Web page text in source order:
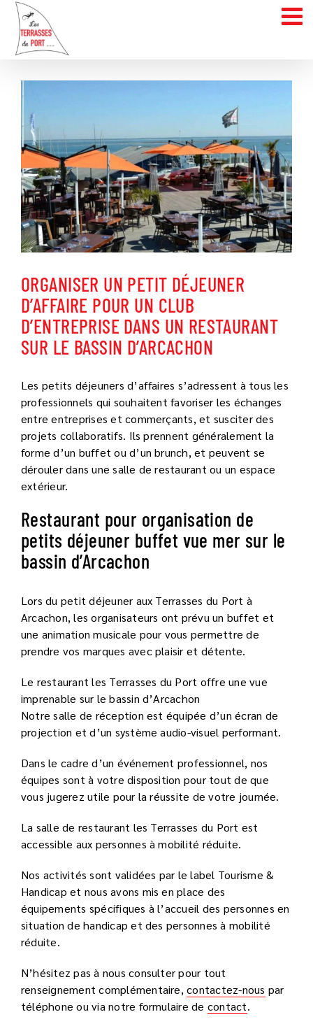
Skip
content
Image
ORGANISER UN PETIT DÉJEUNER
D’AFFAIRE POUR UN CLUB
D’ENTREPRISE DANS UN RESTAURANT
SUR LE BASSIN D’ARCACHON
Les petits déjeuners d’affaires s’adressent à tous les
professionnels qui souhaitent favoriser les échanges
entre entreprises et commerçants, et susciter des
projets collaboratifs. Ils prennent généralement la
forme d’un buffet ou d’un brunch, et peuvent se
dérouler dans une salle de restaurant ou un espace
extérieur.
Restaurant pour organisation de
petits déjeuner buffet vue mer sur le
bassin d’Arcachon
Lors du petit déjeuner aux Terrasses du Port à
Arcachon, les organisateurs ont prévu un buffet et
une animation musicale pour vous permettre de
prendre vos marques avec plaisir et détente.
Le restaurant les Terrasses du Port offre une vue
imprenable sur le bassin d’Arcachon
Notre salle de réception est équipée d’un écran de
projection et d’un système audio-visuel performant.
Dans le cadre d’un événement professionnel, nos
équipes sont à votre disposition pour tout de que
vous jugerez utile pour la réussite de votre journée.
La salle de restaurant les Terrasses du Port est
accessible aux personnes à mobilité réduite.
Nos activités sont validées par le label Tourisme &
Handicap et nous avons mis en place des
équipements spécifiques à l’accueil des personnes en
situation de handicap et des personnes à mobilité
réduite.
N’hésitez pas à nous consulter pour tout
renseignement complémentaire,contactez-nous par
téléphone ou via notre formulaire de contact.